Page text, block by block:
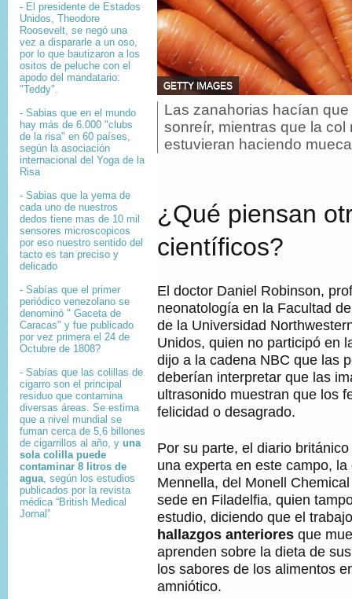
- El presidente de Estados
Unidos, Theodore
Roosevelt, se negó una
vez a dispararle a un oso,
por lo que bautizaron a los
ositos de peluche con el
apodo del mandatario:
"Teddy".
- Sabias que en el mundo
hay más de 6.000 "clubs
de la risa" en 60 países,
según la asociación
internacional del Yoga de la
Risa
- Sabias que la yema de
cada uno de nuestros
dedos tiene mas de 10 mil
sensores microscopicos
por eso nuestro sentido del
tacto es tan preciso y
delicado
- Sabías que el primer
periódico venezolano se
denominó " Gaceta de
Caracas" y fue publicado
por vez primera el 24 de
Octubre de 1808?
- Sabías que l as colillas de
cigarro son el principal
residuo que contamina
diversas áreas. Se estima
que a nivel mundial se
fuman cerca de 5,6 billones
de cigarrillos al año, y una
sola colilla puede
contaminar 8 litros de
agua, según los estudios
publicados por la revista
médica “British Medical
Jornal”
F
U
E
N
E
I
M
G
,
GETTY IMAGES
P
i
d
t
o
Las zanahorias hacían
sonreír, mientras que la
estuvieran haciendo
¿Qué piensan
científicos?
El doctor Daniel Robinson,
neonatología en la Facultad
de la Universidad
Unidos, quien no participó en
dijo a la cadena NBC que las
deberían interpretar que las
ultrasonido muestran que los
felicidad o desagrado.
Por su parte, el diario
una experta en este campo,
Mennella, del Monell
sede en Filadelfia, quien
estudio, diciendo que el
hallazgos anteriores que
aprenden sobre la dieta de
los sabores de los alimentos
amniótico.